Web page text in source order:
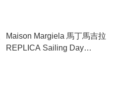
Maison Margiela 馬丁馬吉拉
REPLICA Sailing Day